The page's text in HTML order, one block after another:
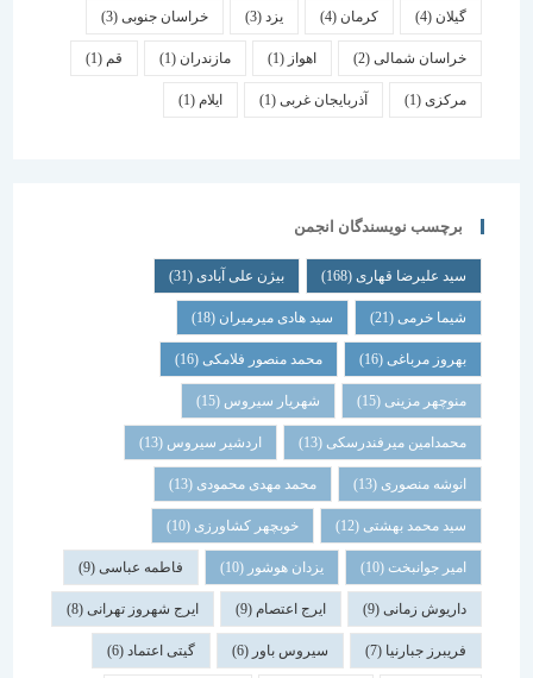
کرمان یزد خراسان جنوبی(3)
خراسان شمالی(2) اهواز مازندران(1) قم
(1) آذربایجان غربی(1) ایلام
برچسب نویسندگان انجمن
سید علیرضا قهاری(168) بیژن علی آبادی(31)
شیما خرمی(21) سید هادی میرمیران(18)
بهروز مرباغی (16) محمد منصور فلامکی (16)
منوچهر مزینی(15) شهریار سیروس(15)
محمدامین میرفندرسکی(13) اردشیر سیروس(13)
انوشه منصوری(13) محمد مهدی محمودی(13)
سید محمد بهشتی(12) خوبچهر کشاورزی(10)
امیر جوانبخت(10) یزدان هوشور(10) فاطمه عباسی(9)
داریوش زمانی(9) ایرج اعتصام(9) ایرج شهروز تهرانی(8)
فریبرز جبارنیا(7) سیروس باور(6) گیتی اعتماد(6)